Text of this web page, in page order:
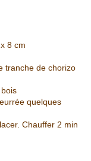
8 cm
tranche de chorizo
quelques
Chauffer 2 min